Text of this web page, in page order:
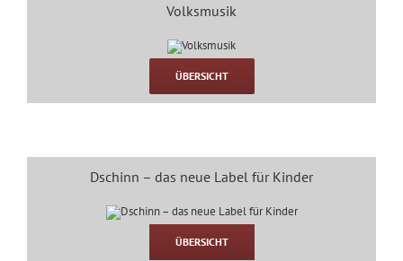
Volksmusik
ÜBERSICHT
Dschinn – das neue Label für Kinder
ÜBERSICHT